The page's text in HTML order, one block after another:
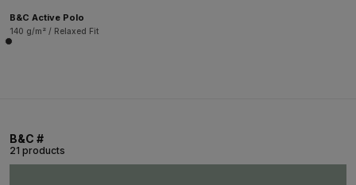
B&C Active Polo
140 g/m² / Relaxed Fit
B&C #
21 products